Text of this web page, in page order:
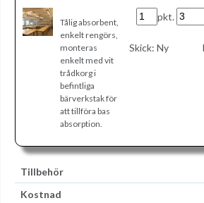
pkt.
Skick: Ny
Tålig absorbent,
enkelt rengörs,
monteras
enkelt med vit
trådkorg i
befintliga
bärverkstak för
att tillföra bas
absorption.
Tillbehör
Kostnad